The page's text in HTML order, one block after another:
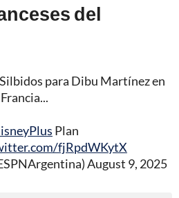
del
Silbidos para Dibu Martínez en
Francia...
Plan
fjRpdWKytX
August 9, 2025